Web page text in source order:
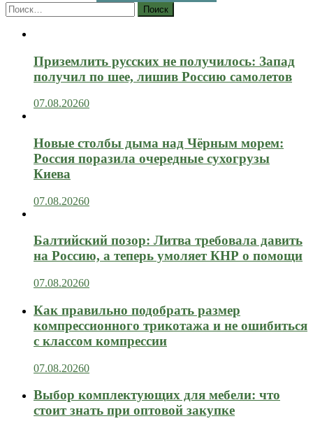
Найти:
Приземлить русских не получилось: Запад
получил по шее, лишив Россию самолетов
07.08.20260
Новые столбы дыма над Чёрным морем:
Россия поразила очередные сухогрузы
Киева
07.08.20260
Балтийский позор: Литва требовала давить
на Россию, а теперь умоляет КНР о помощи
07.08.20260
Как правильно подобрать размер
компрессионного трикотажа и не ошибиться
с классом компрессии
07.08.20260
Выбор комплектующих для мебели: что
стоит знать при оптовой закупке